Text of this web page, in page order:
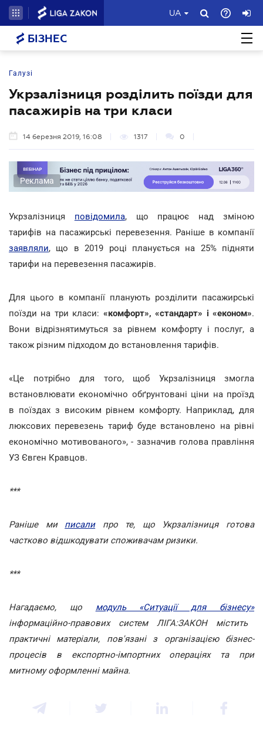
UA
БІЗНЕС
Галузі
Укрзалізниця розділить поїзди для
пасажирів на три класи
14 березня 2019, 16:08 1317 0
Реклама
Укрзалізниця повідомила, що працює над зміною
тарифів на пасажирські перевезення. Раніше в компанії
заявляли, що в 2019 році планується на 25% підняти
тарифи на перевезення пасажирів.
Для цього в компанії планують розділити пасажирські
поїзди на три класи: «комфорт», «стандарт» і «економ».
Вони відрізнятимуться за рівнем комфорту і послуг, а
також різним підходом до встановлення тарифів.
«Це потрібно для того, щоб Укрзалізниця змогла
встановлювати економічно обґрунтовані ціни на проїзд
в поїздах з високим рівнем комфорту. Наприклад, для
люксових перевезень тариф буде встановлено на рівні
економічно мотивованого», - зазначив голова правління
УЗ Євген Кравцов.
***
Раніше ми писалипро те, що Укрзалізниця готова
частково відшкодувати споживачам ризики.
***
Нагадаємо, що модуль «Ситуації для бізнесу»
інформаційно-правових систем ЛІГА:ЗАКОН містить
практичні матеріали, пов'язані з організацією бізнес-
процесів в експортно-імпортних операціях та при
митному оформленні майна.